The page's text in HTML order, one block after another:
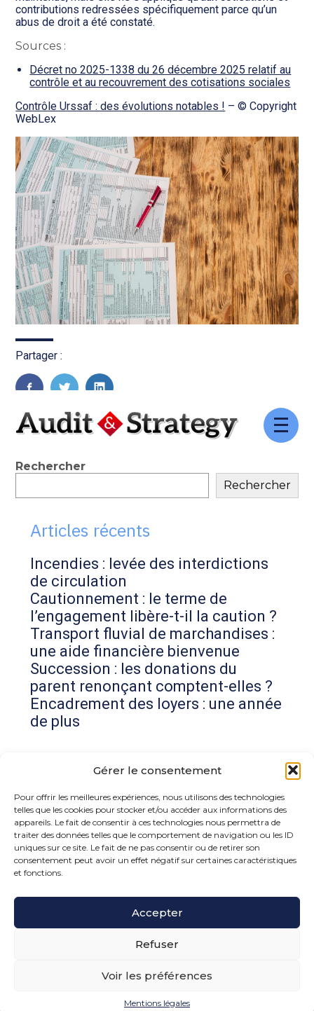
Gérer le consentement
Pour offrir les meilleures expériences, nous utilisons des technologies
telles que les cookies pour stocker et/ou accéder aux informations des
appareils. Le fait de consentir à ces technologies nous permettra de
traiter des données telles que le comportement de navigation ou les ID
uniques sur ce site. Le fait de ne pas consentir ou de retirer son
consentement peut avoir un effet négatif sur certaines caractéristiques
et fonctions.
Accepter
Refuser
Voir les préférences
Mentions légales
Aller
contributions redressées spécifiquement parce qu’un
abus de droit a été constaté.
Sources :
Décret no 2025-1338 du 26 décembre 2025 relatif au
contrôle et au recouvrement des cotisations sociales
Contrôle Urssaf : des évolutions notables ! – © Copyright
WebLex
Partager :
Blog
sidebar
Rechercher
Rechercher
Articles récents
Incendies : levée des interdictions
de circulation
Cautionnement : le terme de
l’engagement libère-t-il la caution ?
Transport fluvial de marchandises :
une aide financière bienvenue
Succession : les donations du
parent renonçant comptent-elles ?
Encadrement des loyers : une année
de plus
Commentaires récents
Aucun commentaire à afficher.
15 rue de la Bonne Rencontre – 77860 Quincy
Voisins
PLAN DU SITE
Conception et réalisation